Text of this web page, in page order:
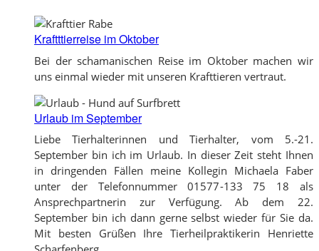
Kraftttierreise im Oktober
Bei der schamanischen Reise im Oktober machen wir
uns einmal wieder mit unseren Krafttieren vertraut.
Urlaub im September
Liebe Tierhalterinnen und Tierhalter, vom 5.-21.
September bin ich im Urlaub. In dieser Zeit steht Ihnen
in dringenden Fällen meine Kollegin Michaela Faber
unter der Telefonnummer 01577-133 75 18 als
Ansprechpartnerin zur Verfügung. Ab dem 22.
September bin ich dann gerne selbst wieder für Sie da.
Mit besten Grüßen Ihre Tierheilpraktikerin Henriette